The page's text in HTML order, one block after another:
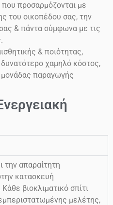
που προσαρμόζονται με
του οικοπέδου σας, την
& πάντα σύμφωνα με τις
& ποιότητας,
χαμηλό κόστος,
παραγωγής
απαραίτητη
κατασκευή
βιοκλιματικό σπίτι
μελέτης,